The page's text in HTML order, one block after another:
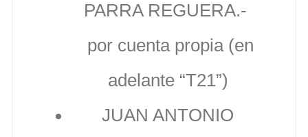
PARRA REGUERA.-
por cuenta propia (en
adelante “T21”)
JUAN ANTONIO